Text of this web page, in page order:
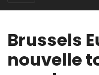
Brussels
nouvelle